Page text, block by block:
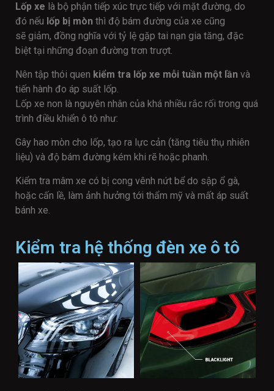
Lốp xe là bộ phận tiếp xúc trực tiếp với mặt đường, do
đó nếu lốp bị mòn thì độ bám đường của xe cũng
sẽ giảm, đồng nghĩa với tỷ lệ gặp tai nạn gia tăng, đặc
biệt tại những đoạn đường trơn trượt.
Nên tập thói quen kiểm tra lốp xe mỗi tuần một lần và
tiến hành đo áp suất lốp.
Lốp xe non là nguyên nhân của khá nhiều rắc rối trong quá
trình điều khiển ô tô như:
Gây hao mòn cho lốp, tạo ra lực cản (tăng tiêu thụ nhiên
liệu) và độ bám đường kém khi rẽ hoặc phanh.
Kiểm tra mâm xe có bị cong vênh nứt bể do sập ổ gà,
hoặc cấn lề, làm ảnh hưởng tới thẩm mỹ và mất áp suất
bánh xe.
Kiểm tra hệ thống đèn xe ô tô